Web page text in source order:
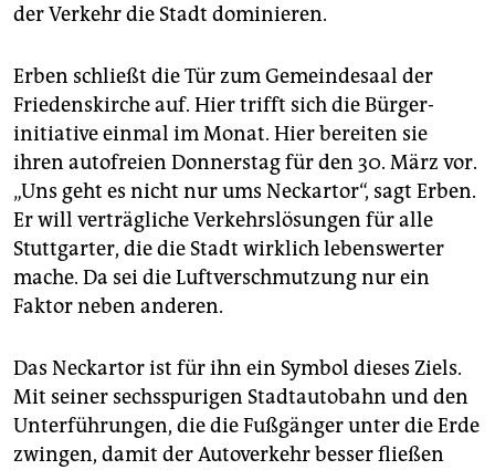
der Verkehr die Stadt dominieren.
Erben schließt die Tür zum Gemeindesaal der
Friedenskirche auf. Hier trifft sich die Bürger­
initiative einmal im Monat. Hier bereiten sie
ihren autofreien Donnerstag für den 30. März vor.
„Uns geht es nicht nur ums Neckartor“, sagt Erben.
Er will verträgliche Verkehrslösungen für alle
Stuttgarter, die die Stadt wirklich lebenswerter
mache. Da sei die Luftverschmutzung nur ein
Faktor neben anderen.
Das Neckartor ist für ihn ein Symbol dieses Ziels.
Mit seiner sechsspurigen Stadtautobahn und den
Unterführungen, die die Fußgänger unter die Erde
zwingen, damit der Autoverkehr besser fließen